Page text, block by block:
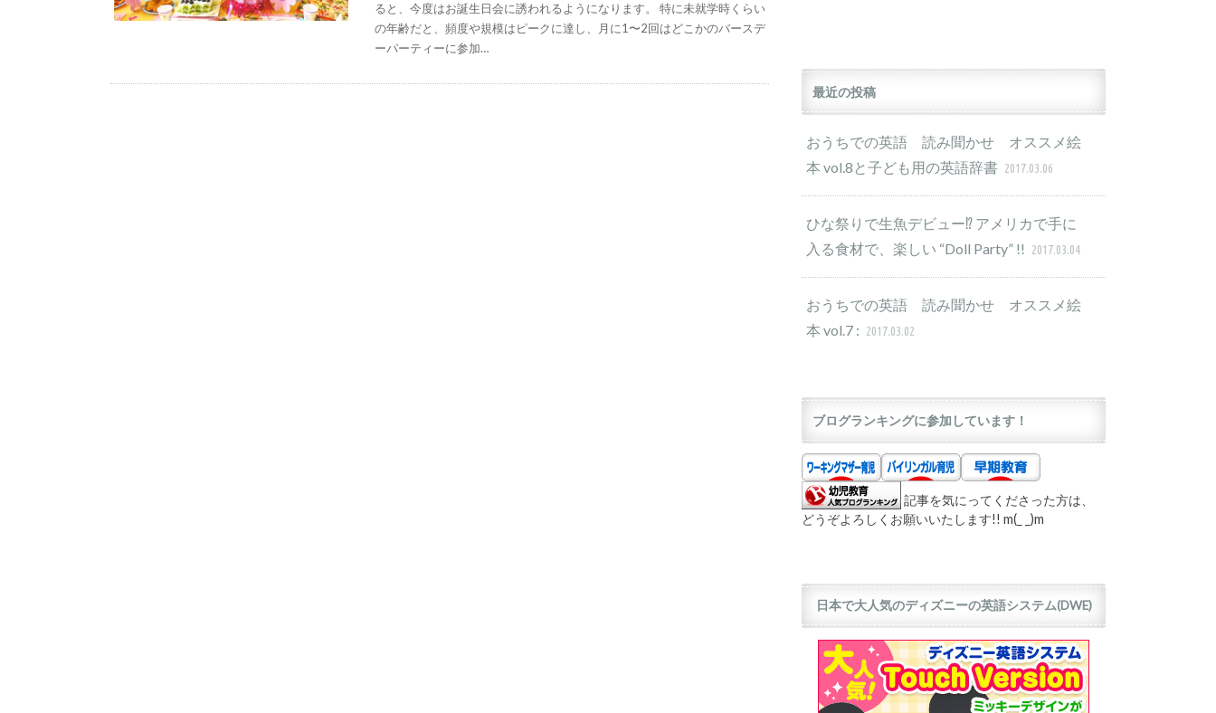
ると、今度はお誕生日会に誘われるようになります。 特に未就学時くらい
の年齢だと、頻度や規模はピークに達し、月に1〜2回はどこかのバースデ
ーパーティーに参加…
最近の投稿
おうちでの英語 読み聞かせ オススメ絵
本 vol.8と子ども用の英語辞書 2017.03.06
ひな祭りで生魚デビュー⁉︎ アメリカで手に
入る食材で、楽しい “Doll Party” !! 2017.03.04
おうちでの英語 読み聞かせ オススメ絵
本 vol.7 : 2017.03.02
ブログランキングに参加しています！
記事を気にってくださった方は、
どうぞよろしくお願いいたします!! m(_ _)m
日本で大人気のディズニーの英語システム(DWE)